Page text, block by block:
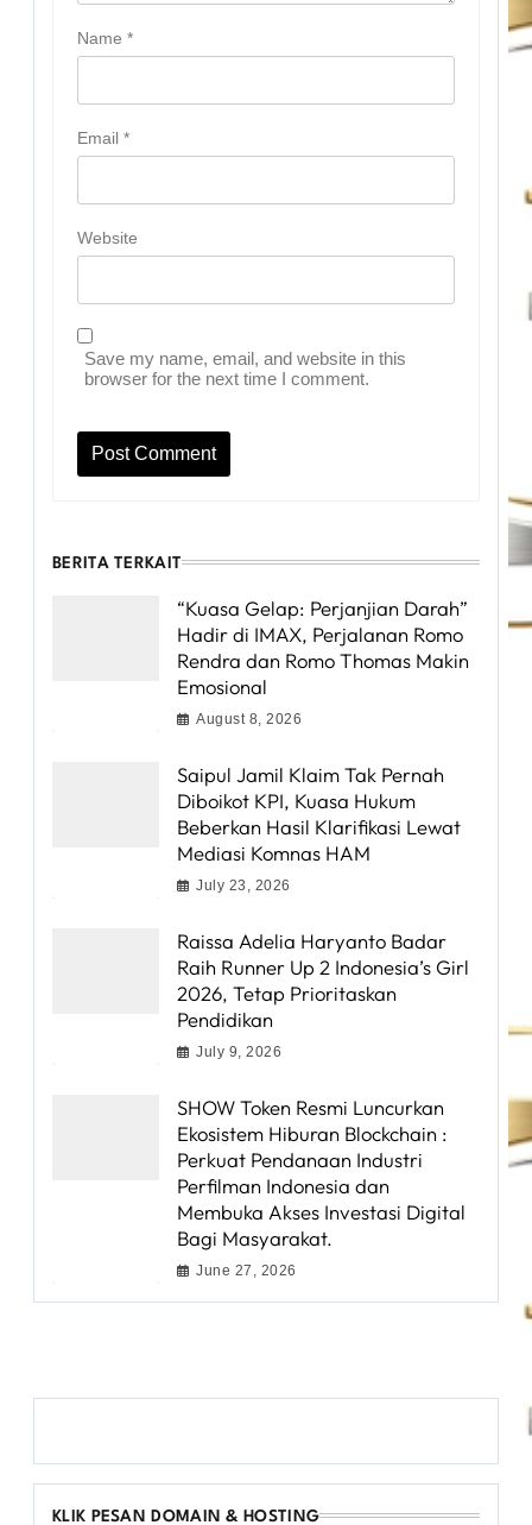
Name *
Email *
Website
Save my name, email, and website in this
browser for the next time I comment.
BERITA TERKAIT
“Kuasa Gelap: Perjanjian Darah”
Hadir di IMAX, Perjalanan Romo
Rendra dan Romo Thomas Makin
Emosional
August 8, 2026
Saipul Jamil Klaim Tak Pernah
Diboikot KPI, Kuasa Hukum
Beberkan Hasil Klarifikasi Lewat
Mediasi Komnas HAM
July 23, 2026
Raissa Adelia Haryanto Badar
Raih Runner Up 2 Indonesia’s Girl
2026, Tetap Prioritaskan
Pendidikan
July 9, 2026
SHOW Token Resmi Luncurkan
Ekosistem Hiburan Blockchain :
Perkuat Pendanaan Industri
Perfilman Indonesia dan
Membuka Akses Investasi Digital
Bagi Masyarakat.
June 27, 2026
KLIK PESAN DOMAIN & HOSTING